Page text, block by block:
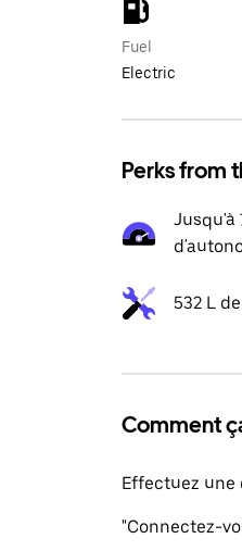
Fuel
Electric
Perks from
Jusqu'à
532 L
Comment
Effectuez une
"Connectez-